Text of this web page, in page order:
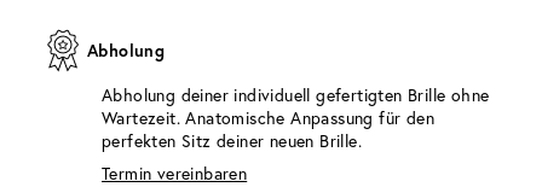
Abholung
Abholung deiner individuell gefertigten Brille ohne
Wartezeit. Anatomische Anpassung für den
perfekten Sitz deiner neuen Brille.
Termin vereinbaren